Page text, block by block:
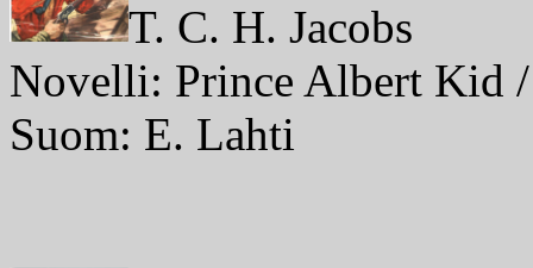
T. C. H. Jacobs
Novelli: Prince Albert Kid
Suom: E. Lahti